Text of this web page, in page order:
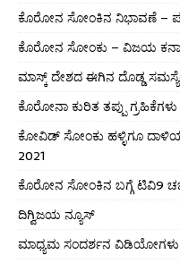
ಕೊರೋನ ಸೋಂಕಿನ ನಿಭಾವಣೆ –
ಕೊರೋನ ಸೋಂಕು – ವಿಜಯ
ಮಾಸ್ಕ್ ದೇಶದ ಈಗಿನ ದೊಡ್ಡ
ಕೊರೋನಾ ಕುರಿತ ತಪ್ಪು ಗ್ರಹಿಕೆಗಳು
ಕೋವಿಡ್ ಸೋಂಕು ಹಳ್ಳಿಗೂ
2021
ಕೊರೋನ ಸೋಂಕಿನ ಬಗ್ಗೆ ಟಿವಿ9
ದಿಗ್ವಿಜಯ ನ್ಯೂಸ್
ಮಾಧ್ಯಮ ಸಂದರ್ಶನ ವಿಡಿಯೋಗಳು